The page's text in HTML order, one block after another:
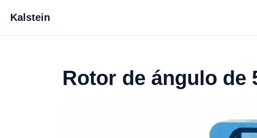
Kalstein
Rotor de ángulo de